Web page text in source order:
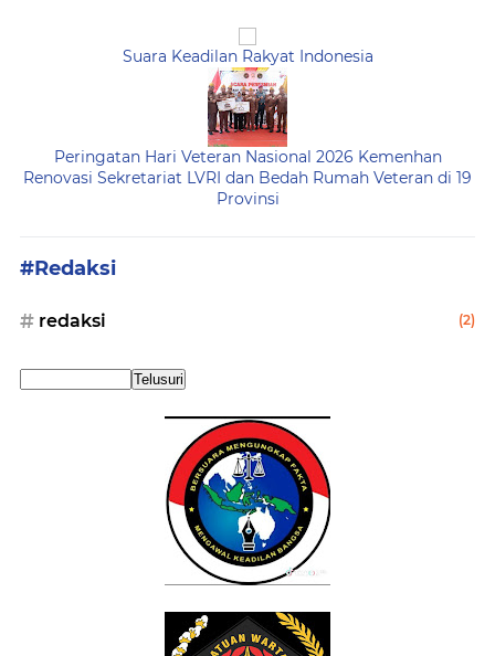
Suara Keadilan Rakyat Indonesia
Peringatan Hari Veteran Nasional 2026 Kemenhan
Renovasi Sekretariat LVRI dan Bedah Rumah Veteran di 19
Provinsi
#Redaksi
redaksi (2)